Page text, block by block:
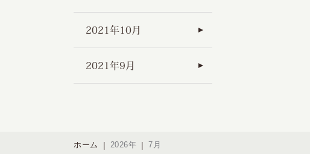
2021年10月
2021年9月
ホーム 2026年 7月